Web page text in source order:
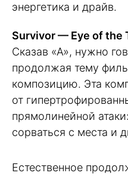
энергетика и драйв.
Survivor — Eye of the
Сказав «А», нужно
продолжая тему
композицию. Эта
от
прямолинейной
сорваться с места и
Естественное